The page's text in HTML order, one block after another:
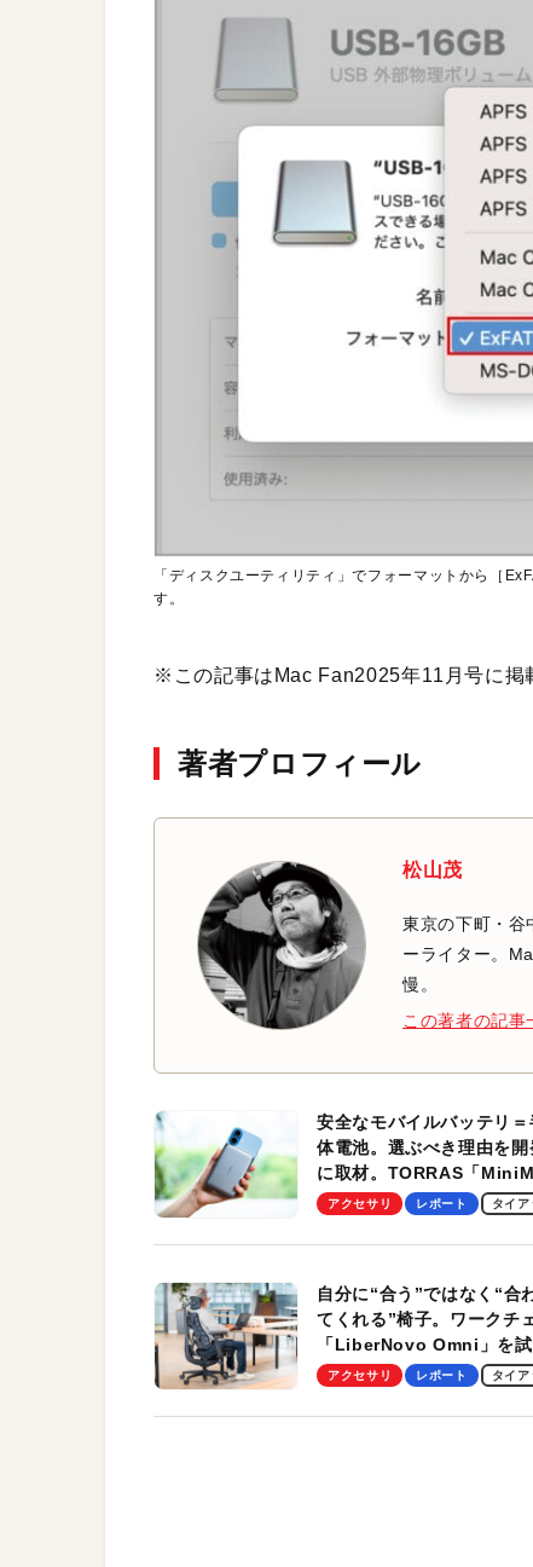
「ディスクユーティリティ」でフォーマットから［
す。
※この記事はMac Fan2025年11月号に掲
著者プロフィール
松山茂
東京の下町・谷
ーライター。
慢。
この著者の記事
安全なモバイルバッテリ＝
体電池。選ぶべき理由を開
に取材。TORRAS「
Pro」の実機レビューも
アクセサリ レポート タイア
自分に“合う”ではなく“合
てくれる”椅子。ワークチ
「LiberNovo Omni」を
わかったその魅力。まさか
アクセサリ レポート タイア